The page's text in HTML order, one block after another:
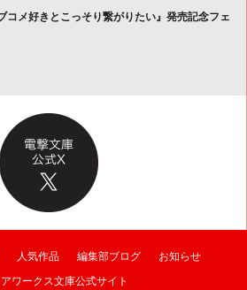
コメ好きとこっそり繋がりたい』発売記念フェ
人気作品 編集部ブログ
お知らせ
アワークス文庫公式サイト